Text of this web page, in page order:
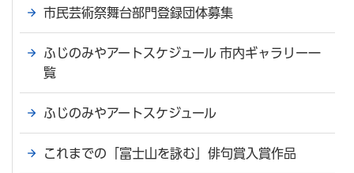
市民芸術祭舞台部門登録団体募集
ふじのみやアートスケジュール 市内ギャラリー一
覧
ふじのみやアートスケジュール
これまでの「富士山を詠む」俳句賞入賞作品